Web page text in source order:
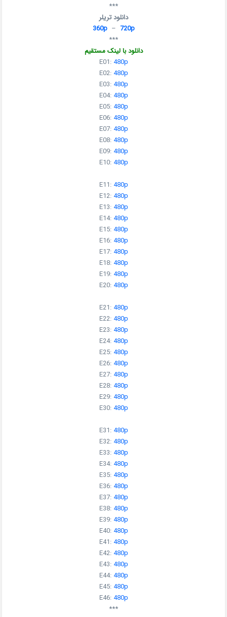
***
دانلود تریلر
360p– 720p
***
دانلود با لینک مستقیم
E01:480p
E02:480p
E03:480p
E04:480p
E05:480p
E06:480p
E07:480p
E08:480p
E09:480p
E10:480p
E11:480p
E12:480p
E13:480p
E14:480p
E15:480p
E16:480p
E17:480p
E18:480p
E19:480p
E20:480p
E21:480p
E22:480p
E23:480p
E24:480p
E25:480p
E26:480p
E27:480p
E28:480p
E29:480p
E30:480p
E31:480p
E32:480p
E33:480p
E34:480p
E35:480p
E36:480p
E37:480p
E38:480p
E39:480p
E40:480p
E41:480p
E42:480p
E43:480p
E44:480p
E45:480p
E46:480p
***